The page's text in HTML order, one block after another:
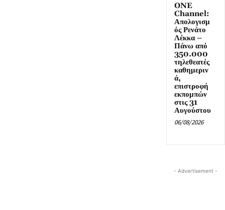
ONE
Channel:
Απολογισμ
ός Ρενάτο
Λέκκα –
Πάνω από
350.000
τηλεθεατές
καθημεριν
ά,
επιστροφή
εκπομπών
στις 31
Αυγούστου
06/08/2026
- Advertisement -